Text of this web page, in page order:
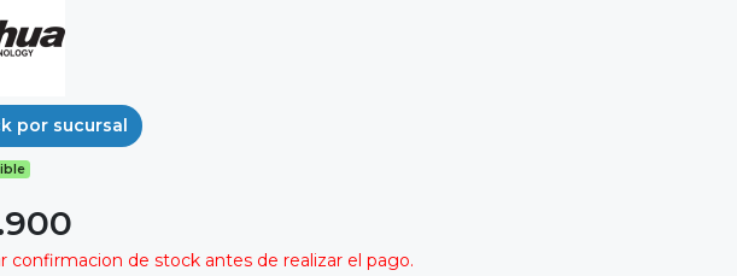
por sucursal
confirmacion de stock antes de realizar el pago.